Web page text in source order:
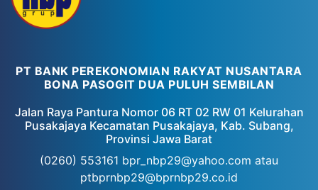
PT BANK PEREKONOMIAN RAKYAT NUSANTARA
BONA PASOGIT DUA PULUH SEMBILAN
Jalan Raya Pantura Nomor 06 RT 02 RW 01 Kelurahan
Pusakajaya Kecamatan Pusakajaya, Kab. Subang,
Provinsi Jawa Barat
(0260) 553161 bpr_nbp29@yahoo.com atau
ptbprnbp29@bprnbp29.co.id